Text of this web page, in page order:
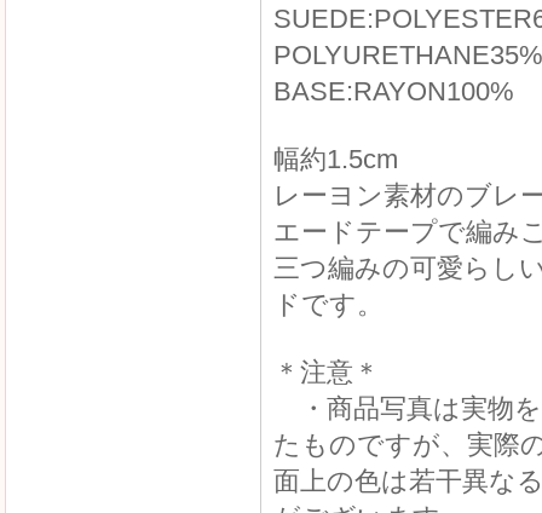
POLYURETHANE35%
BASE:RAYON100%
幅約1.5cm
レーヨン素材のブレ
エードテープで編み
三つ編みの可愛らし
ドです。
＊注意＊
・商品写真は実物
たものですが、実際
面上の色は若干異な